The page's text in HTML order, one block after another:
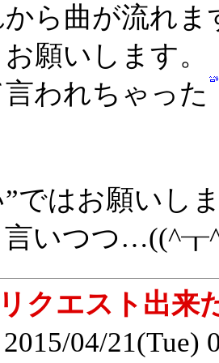
から曲が流れ
願いします。
言われちゃった
ではお願いし
言いつつ
クエスト出来
2015/04/